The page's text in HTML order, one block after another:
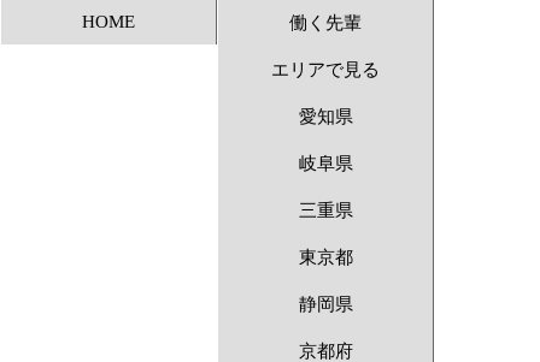
アンビシャス 〜
HOME 働く先輩
エリアで見る
愛知県
岐阜県
三重県
東京都
静岡県
京都府